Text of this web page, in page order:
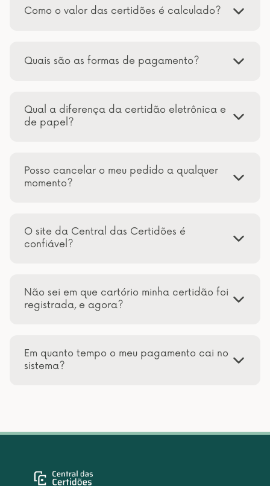
Como o valor das certidões é calculado?
Quais são as formas de pagamento?
Qual a diferença da certidão eletrônica e
de papel?
Posso cancelar o meu pedido a qualquer
momento?
O site da Central das Certidões é
confiável?
Não sei em que cartório minha certidão foi
registrada, e agora?
Em quanto tempo o meu pagamento cai no
sistema?